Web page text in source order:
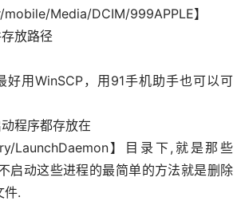
Media/DCIM/999APPLE】
放路径
好用WinSCP，用91手机助手也可以可
程序都存放在
LaunchDaemon】目录下,就是那些
启动这些进程的最简单的方法就是删除
件.